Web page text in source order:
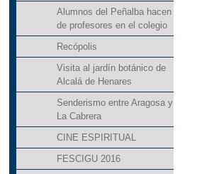
Alumnos del Peñalba hacen
de profesores en el colegio
Recópolis
Visita al jardín botánico de
Alcalá de Henares
Senderismo entre Aragosa y
La Cabrera
CINE ESPIRITUAL
FESCIGU 2016